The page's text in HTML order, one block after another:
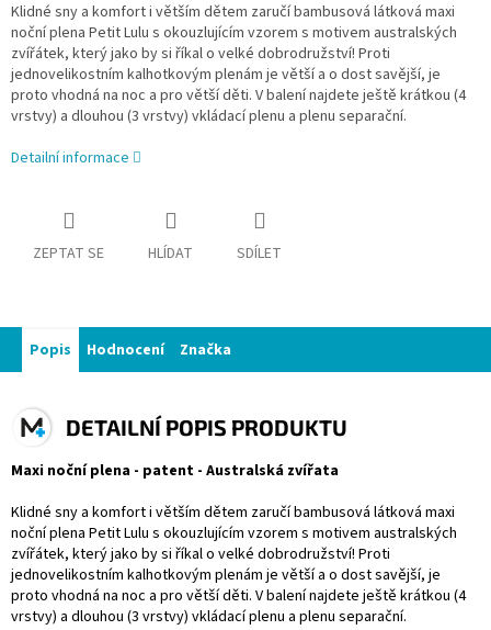
Klidné sny a komfort i větším dětem zaručí bambusová látková maxi
noční plena Petit Lulu s okouzlujícím vzorem s motivem australských
zvířátek, který jako by si říkal o velké dobrodružství! Proti
jednovelikostním kalhotkovým plenám je větší a o dost savější, je
proto vhodná na noc a pro větší děti. V balení najdete ještě krátkou (4
vrstvy) a dlouhou (3 vrstvy) vkládací plenu a plenu separační.
Detailní informace
ZEPTAT SE HLÍDAT SDÍLET
Popis Hodnocení Značka
DETAILNÍ POPIS PRODUKTU
Maxi noční plena - patent - Australská zvířata
Klidné sny a komfort i větším dětem zaručí bambusová látková maxi
noční plena Petit Lulu s okouzlujícím vzorem s motivem australských
zvířátek, který jako by si říkal o velké dobrodružství! Proti
jednovelikostním kalhotkovým plenám je větší a o dost savější, je
proto vhodná na noc a pro větší děti. V balení najdete ještě krátkou (4
vrstvy) a dlouhou (3 vrstvy) vkládací plenu a plenu separační.